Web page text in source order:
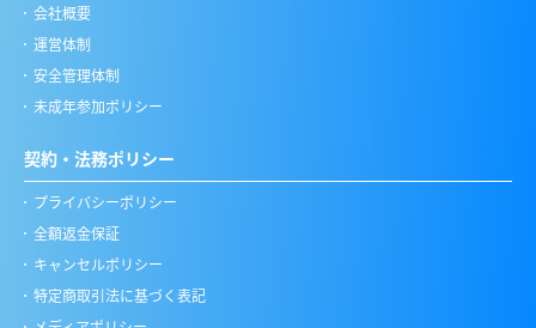
会社概要
運営体制
安全管理体制
未成年参加ポリシー
契約・法務ポリシー
プライバシーポリシー
全額返金保証
キャンセルポリシー
特定商取引法に基づく表記